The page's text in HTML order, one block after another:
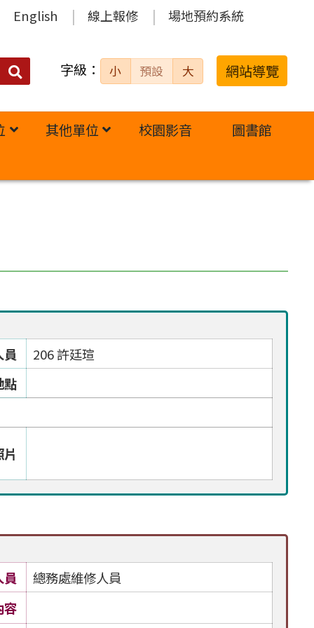
English 線上報修 場地預約系統
搜
字級： 小 預設 大 網站導覽
其他單位 校園影音 圖書館
員
206 許廷瑄
點
總務處維修人員
容